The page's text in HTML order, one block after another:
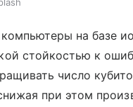
на базе
стойкостью к
число
при этом